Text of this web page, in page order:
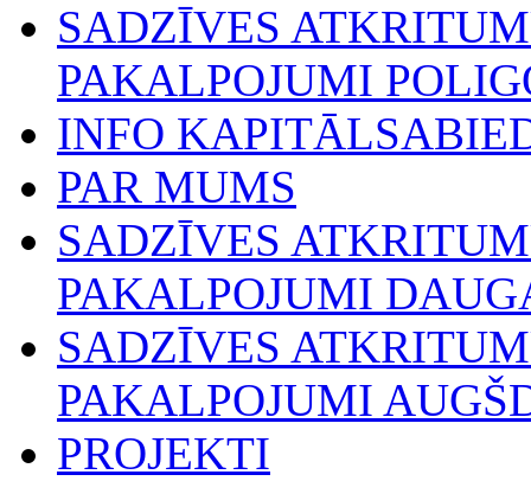
SADZĪVES
PAKALPOJUMI
INFO
PAR MUMS
SADZĪVES
PAKALPOJUMI
SADZĪVES
PAKALPOJUMI
PROJEKTI